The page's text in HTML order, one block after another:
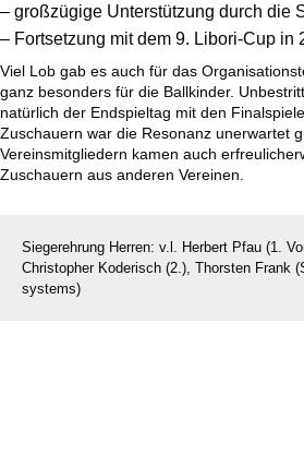
– großzügige Unterstützung durch die
– Fortsetzung mit dem 9. Libori-Cup in
Viel Lob gab es auch für das
ganz besonders für die Ballkinder.
natürlich der Endspieltag mit den
Zuschauern war die Resonanz unerwartet
Vereinsmitgliedern kamen auch
Zuschauern aus anderen Vereinen.
Siegerehrung Herren: v.l. Herbert Pfau (1.
Christopher Koderisch (2.), Thorsten Frank
systems)